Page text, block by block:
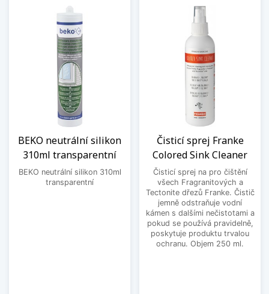
BEKO neutrální silikon
310ml transparentní
BEKO neutrální silikon 310ml
transparentní
Čisticí sprej Franke
Colored Sink Cleaner
Čisticí sprej na pro čištění
všech Fragranitových a
Tectonite dřezů Franke. Čistič
jemně odstraňuje vodní
kámen s dalšími nečistotami a
pokud se používá pravidelně,
poskytuje produktu trvalou
ochranu. Objem 250 ml.